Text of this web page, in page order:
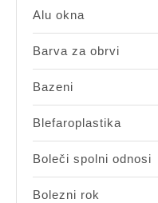
Alu okna
Barva za obrvi
Bazeni
Blefaroplastika
Boleči spolni odnosi
Bolezni rok